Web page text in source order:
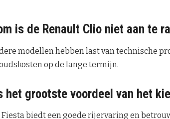
is de Renault Clio niet aan te
modellen hebben last van technische
op de lange termijn.
het grootste voordeel van het
Fiesta biedt een goede rijervaring en